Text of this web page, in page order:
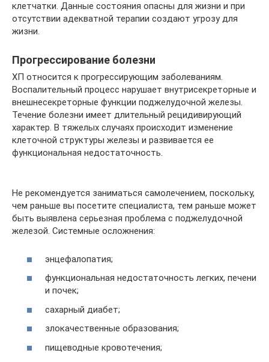
клетчатки. Данные состояния опасны для жизни и при
отсутствии адекватной терапии создают угрозу для
жизни.
Прогрессирование болезни
ХП относится к прогрессирующим заболеваниям.
Воспалительный процесс нарушает внутрисекреторные и
внешнесекреторные функции поджелудочной железы.
Течение болезни имеет длительный рецидивирующий
характер. В тяжелых случаях происходит изменение
клеточной структуры железы и развивается ее
функциональная недостаточность.
Не рекомендуется заниматься самолечением, поскольку,
чем раньше вы посетите специалиста, тем раньше может
быть выявлена серьезная проблема с поджелудочной
железой. Системные осложнения:
энцефалопатия;
функциональная недостаточность легких, печени
и почек;
сахарный диабет;
злокачественные образования;
пищеводные кровотечения;